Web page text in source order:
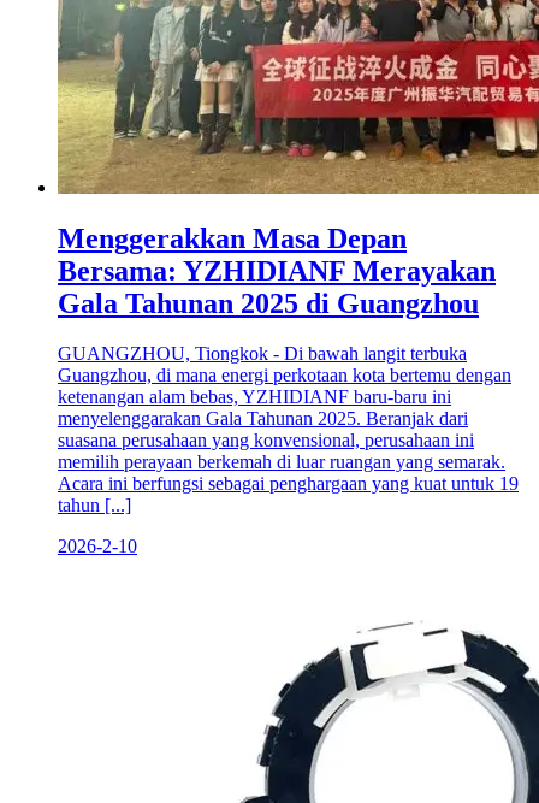
Menggerakkan Masa Depan
Bersama: YZHIDIANF Merayakan
Gala Tahunan 2025 di Guangzhou
GUANGZHOU, Tiongkok - Di bawah langit terbuka
Guangzhou, di mana energi perkotaan kota bertemu dengan
ketenangan alam bebas, YZHIDIANF baru-baru ini
menyelenggarakan Gala Tahunan 2025. Beranjak dari
suasana perusahaan yang konvensional, perusahaan ini
memilih perayaan berkemah di luar ruangan yang semarak.
Acara ini berfungsi sebagai penghargaan yang kuat untuk 19
tahun [...]
2026-2-10